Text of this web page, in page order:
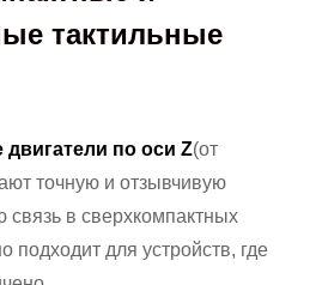
тактильные
по оси Z(от
точную и отзывчивую
связь в сверхкомпактных
подходит для устройств, где